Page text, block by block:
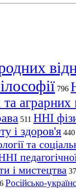
796
аграрних
511 ННІ
і здоров'я 440
та
і мистецтва
Російсько-